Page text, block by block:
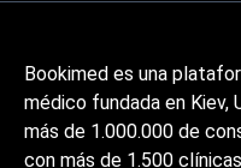
Bookimed es una
médico fundada en Kiev,
más de 1.000.000 de
con más de 1.500